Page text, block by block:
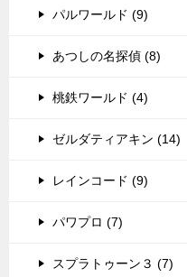
パルワールド (9)
あつしの名探偵 (8)
桃鉄ワールド (4)
ゼルダティアキン (14)
レインコード (9)
パワプロ (7)
スプラトゥーン３ (7)